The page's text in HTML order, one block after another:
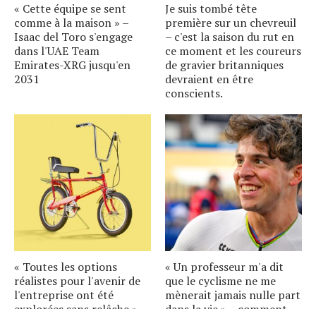
« Cette équipe se sent
comme à la maison » –
Isaac del Toro s'engage
dans l'UAE Team
Emirates-XRG jusqu'en
2031
Je suis tombé tête
première sur un chevreuil
– c'est la saison du rut en
ce moment et les coureurs
de gravier britanniques
devraient en être
conscients.
« Toutes les options
réalistes pour l'avenir de
l'entreprise ont été
« Un professeur m'a dit
que le cyclisme ne me
mènerait jamais nulle part